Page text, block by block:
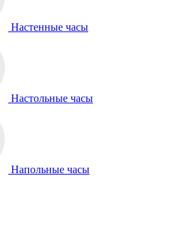
Настенные часы
Настольные часы
Напольные часы